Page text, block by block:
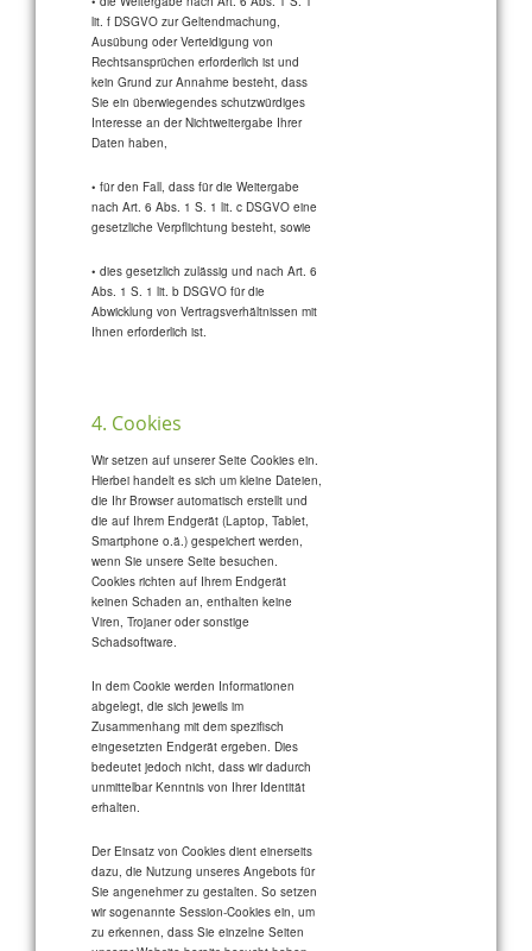
lit. f DSGVO zur Geltendmachung,
Ausübung oder Verteidigung von
Rechtsansprüchen erforderlich ist und
kein Grund zur Annahme besteht, dass
Sie ein überwiegendes schutzwürdiges
Interesse an der Nichtweitergabe Ihrer
Daten haben,
• für den Fall, dass für die Weitergabe
nach Art. 6 Abs. 1 S. 1 lit. c DSGVO eine
gesetzliche Verpflichtung besteht, sowie
• dies gesetzlich zulässig und nach Art. 6
Abs. 1 S. 1 lit. b DSGVO für die
Abwicklung von Vertragsverhältnissen mit
Ihnen erforderlich ist.
4. Cookies
Wir setzen auf unserer Seite Cookies ein.
Hierbei handelt es sich um kleine Dateien,
die Ihr Browser automatisch erstellt und
die auf Ihrem Endgerät (Laptop, Tablet,
Smartphone o.ä.) gespeichert werden,
wenn Sie unsere Seite besuchen.
Cookies richten auf Ihrem Endgerät
keinen Schaden an, enthalten keine
Viren, Trojaner oder sonstige
Schadsoftware.
In dem Cookie werden Informationen
abgelegt, die sich jeweils im
Zusammenhang mit dem spezifisch
eingesetzten Endgerät ergeben. Dies
bedeutet jedoch nicht, dass wir dadurch
unmittelbar Kenntnis von Ihrer Identität
erhalten.
Der Einsatz von Cookies dient einerseits
dazu, die Nutzung unseres Angebots für
Sie angenehmer zu gestalten. So setzen
wir sogenannte Session-Cookies ein, um
zu erkennen, dass Sie einzelne Seiten